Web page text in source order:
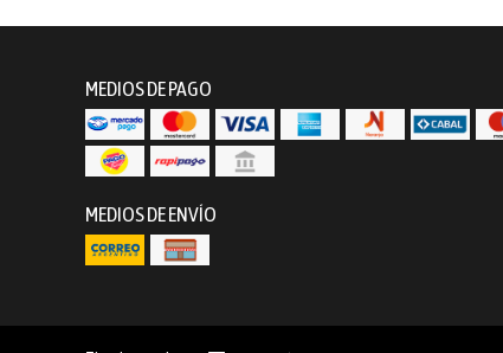
MEDIOS DE PAGO
MEDIOS DE ENVÍO